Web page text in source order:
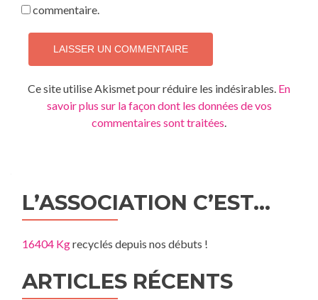
commentaire.
Ce site utilise Akismet pour réduire les indésirables. En
savoir plus sur la façon dont les données de vos
commentaires sont traitées.
L’ASSOCIATION C’EST…
16404 Kgrecyclés depuis nos débuts !
ARTICLES RÉCENTS